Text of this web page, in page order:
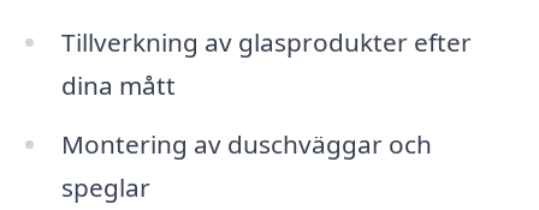
Tillverkning av glasprodukter efter
dina mått
Montering av duschväggar och
speglar